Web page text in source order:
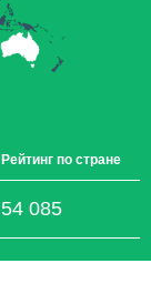
Рейтинг по стране
54 085